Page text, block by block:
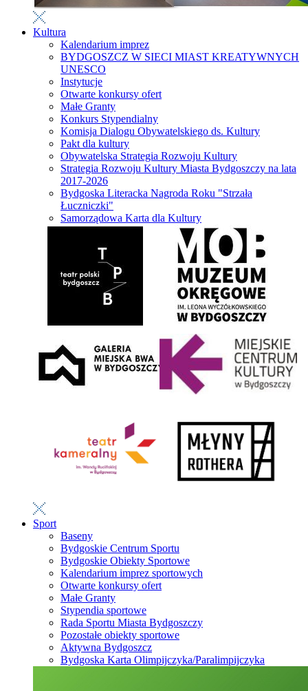
Kultura
Kalendarium imprez
BYDGOSZCZ W SIECI MIAST KREATYWNYCH
UNESCO
Instytucje
Otwarte konkursy ofert
Małe Granty
Konkurs Stypendialny
Komisja Dialogu Obywatelskiego ds. Kultury
Pakt dla kultury
Obywatelska Strategia Rozwoju Kultury
Strategia Rozwoju Kultury Miasta Bydgoszczy na lata
2017-2026
Bydgoska Literacka Nagroda Roku "Strzała
Łuczniczki"
Samorządowa Karta dla Kultury
Sport
Baseny
Bydgoskie Centrum Sportu
Bydgoskie Obiekty Sportowe
Kalendarium imprez sportowych
Otwarte konkursy ofert
Małe Granty
Stypendia sportowe
Rada Sportu Miasta Bydgoszczy
Pozostałe obiekty sportowe
Aktywna Bydgoszcz
Bydgoska Karta Olimpijczyka/Paralimpijczyka